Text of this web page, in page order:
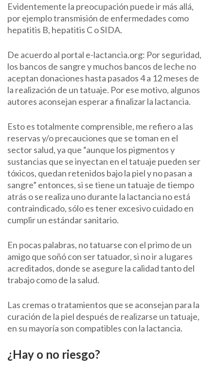
Evidentemente la preocupación puede ir más allá,
por ejemplo transmisión de enfermedades como
hepatitis B, hepatitis C o SIDA.
De acuerdo al portal e-lactancia.org: Por seguridad,
los bancos de sangre y muchos bancos de leche no
aceptan donaciones hasta pasados 4 a 12 meses de
la realización de un tatuaje. Por ese motivo, algunos
autores aconsejan esperar a finalizar la lactancia.
Esto es totalmente comprensible, me refiero a las
reservas y/o precauciones que se toman en el
sector salud, ya que “aunque los pigmentos y
sustancias que se inyectan en el tatuaje pueden ser
tóxicos, quedan retenidos bajo la piel y no pasan a
sangre” entonces, si se tiene un tatuaje de tiempo
atrás o se realiza uno durante la lactancia no está
contraindicado, sólo es tener excesivo cuidado en
cumplir un estándar sanitario.
En pocas palabras, no tatuarse con el primo de un
amigo que soñó con ser tatuador, si no ir a lugares
acreditados, donde se asegure la calidad tanto del
trabajo como de la salud.
Las cremas o tratamientos que se aconsejan para la
curación de la piel después de realizarse un tatuaje,
en su mayoría son compatibles con la lactancia.
¿Hay o no riesgo?